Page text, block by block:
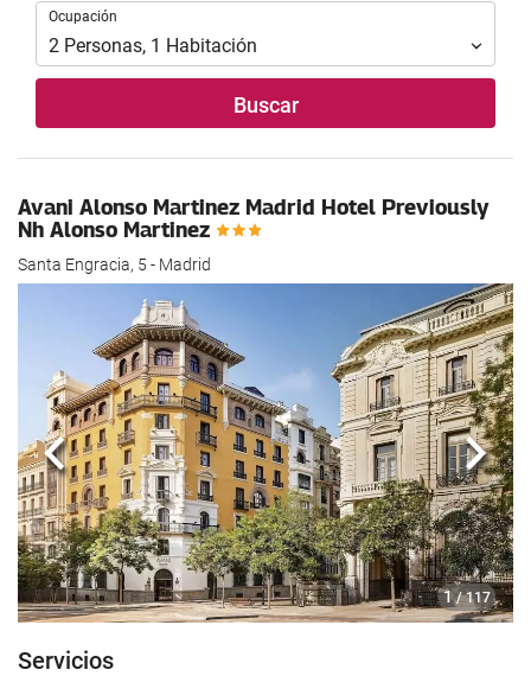
Ocupación
Ocupación
2 Personas, 1 Habitación
Buscar
Avani Alonso Martinez Madrid Hotel Previously
Nh Alonso Martinez
Santa Engracia, 5 - Madrid
1 / 117
Anterior
Servicios